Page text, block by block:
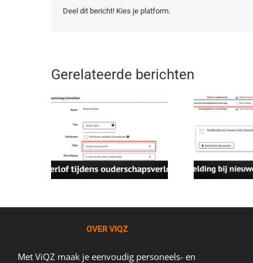
Deel dit bericht! Kies je platform.
Gerelateerde berichten
OVER VIQZ
Met ViQZ maak je eenvoudig personeels- en